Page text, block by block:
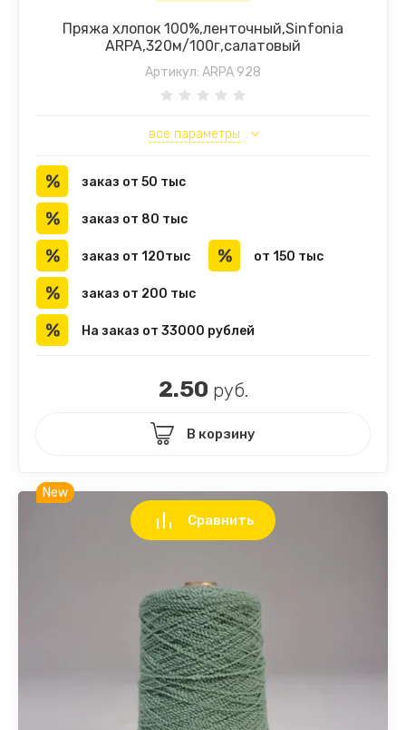
Пряжа хлопок 100%,ленточный,Sinfonia
ARPA,320м/100г,салатовый
Артикул: ARPA 928
все параметры
заказ от 50 тыс
заказ от 80 тыс
заказ от 120тыс от 150 тыс
заказ от 200 тыс
На заказ от 33000 рублей
2.50 руб.
В корзину
New
Сравнить